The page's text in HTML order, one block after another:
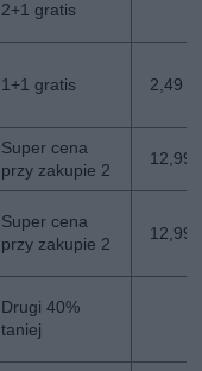
2+1 gratis
1+1 gratis 2,49
Super cena
przy zakupie 2
12,99
Super cena
przy zakupie 2
12,99
Drugi 40%
taniej